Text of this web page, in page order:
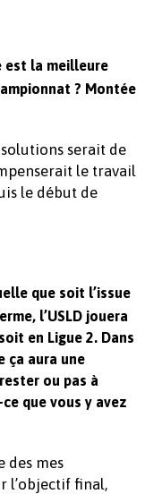
est la meilleure
? Montée
serait de
le travail
le début de
que soit l’issue
l’USLD jouera
en Ligue 2. Dans
ça aura une
ou pas à
que vous y avez
des mes
l’objectif final,